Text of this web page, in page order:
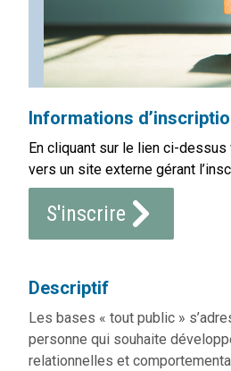
Informations
En cliquant sur le lien ci-
vers un site externe gérant
S'inscrire
Descriptif
Les bases « tout public »
personne qui souhaite
relationnelles et